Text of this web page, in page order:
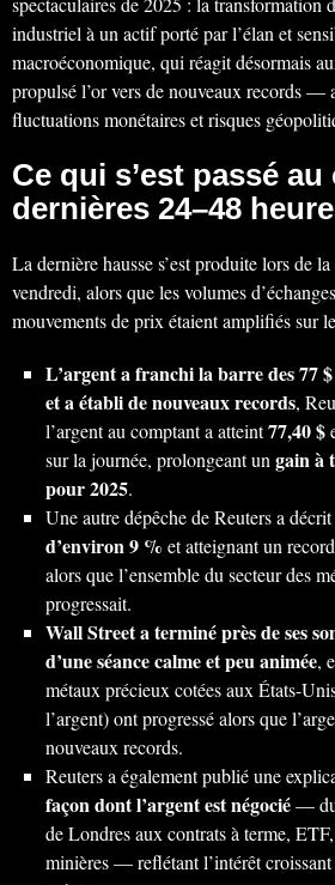
industriel à un actif porté par l’élan et
macroéconomique, qui réagit désormais
propulsé l’or vers de nouveaux records —
fluctuations monétaires et risques
Ce qui s’est passé
dernières 24–48
La dernière hausse s’est produite lors de
vendredi, alors que les volumes
mouvements de prix étaient amplifiés sur
L’argent a franchi la barre des 77
et a établi de nouveaux records,
l’argent au comptant a atteint77,40 $
sur la journée, prolongeant ungain à
pour 2025.
Une autre dépêche de Reuters a
d’environ 9 % et atteignant un
alors que l’ensemble du secteur des
progressait.
Wall Street a terminé près de ses
d’une séance calme et peu animée,
métaux précieux cotées aux États-
l’argent) ont progressé alors que
nouveaux records.
Reuters a également publié une
façon dont l’argent est négocié—
de Londres aux contrats à terme,
minières — reflétant l’intérêt croissant